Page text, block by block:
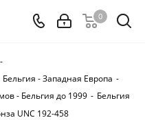
0
-
Бельгия - Западная Европа -
- Бельгия до 1999 - Бельгия
UNC 192-458